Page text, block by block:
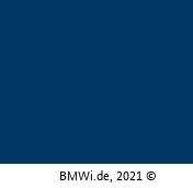
BMWi.de, 2021 ©